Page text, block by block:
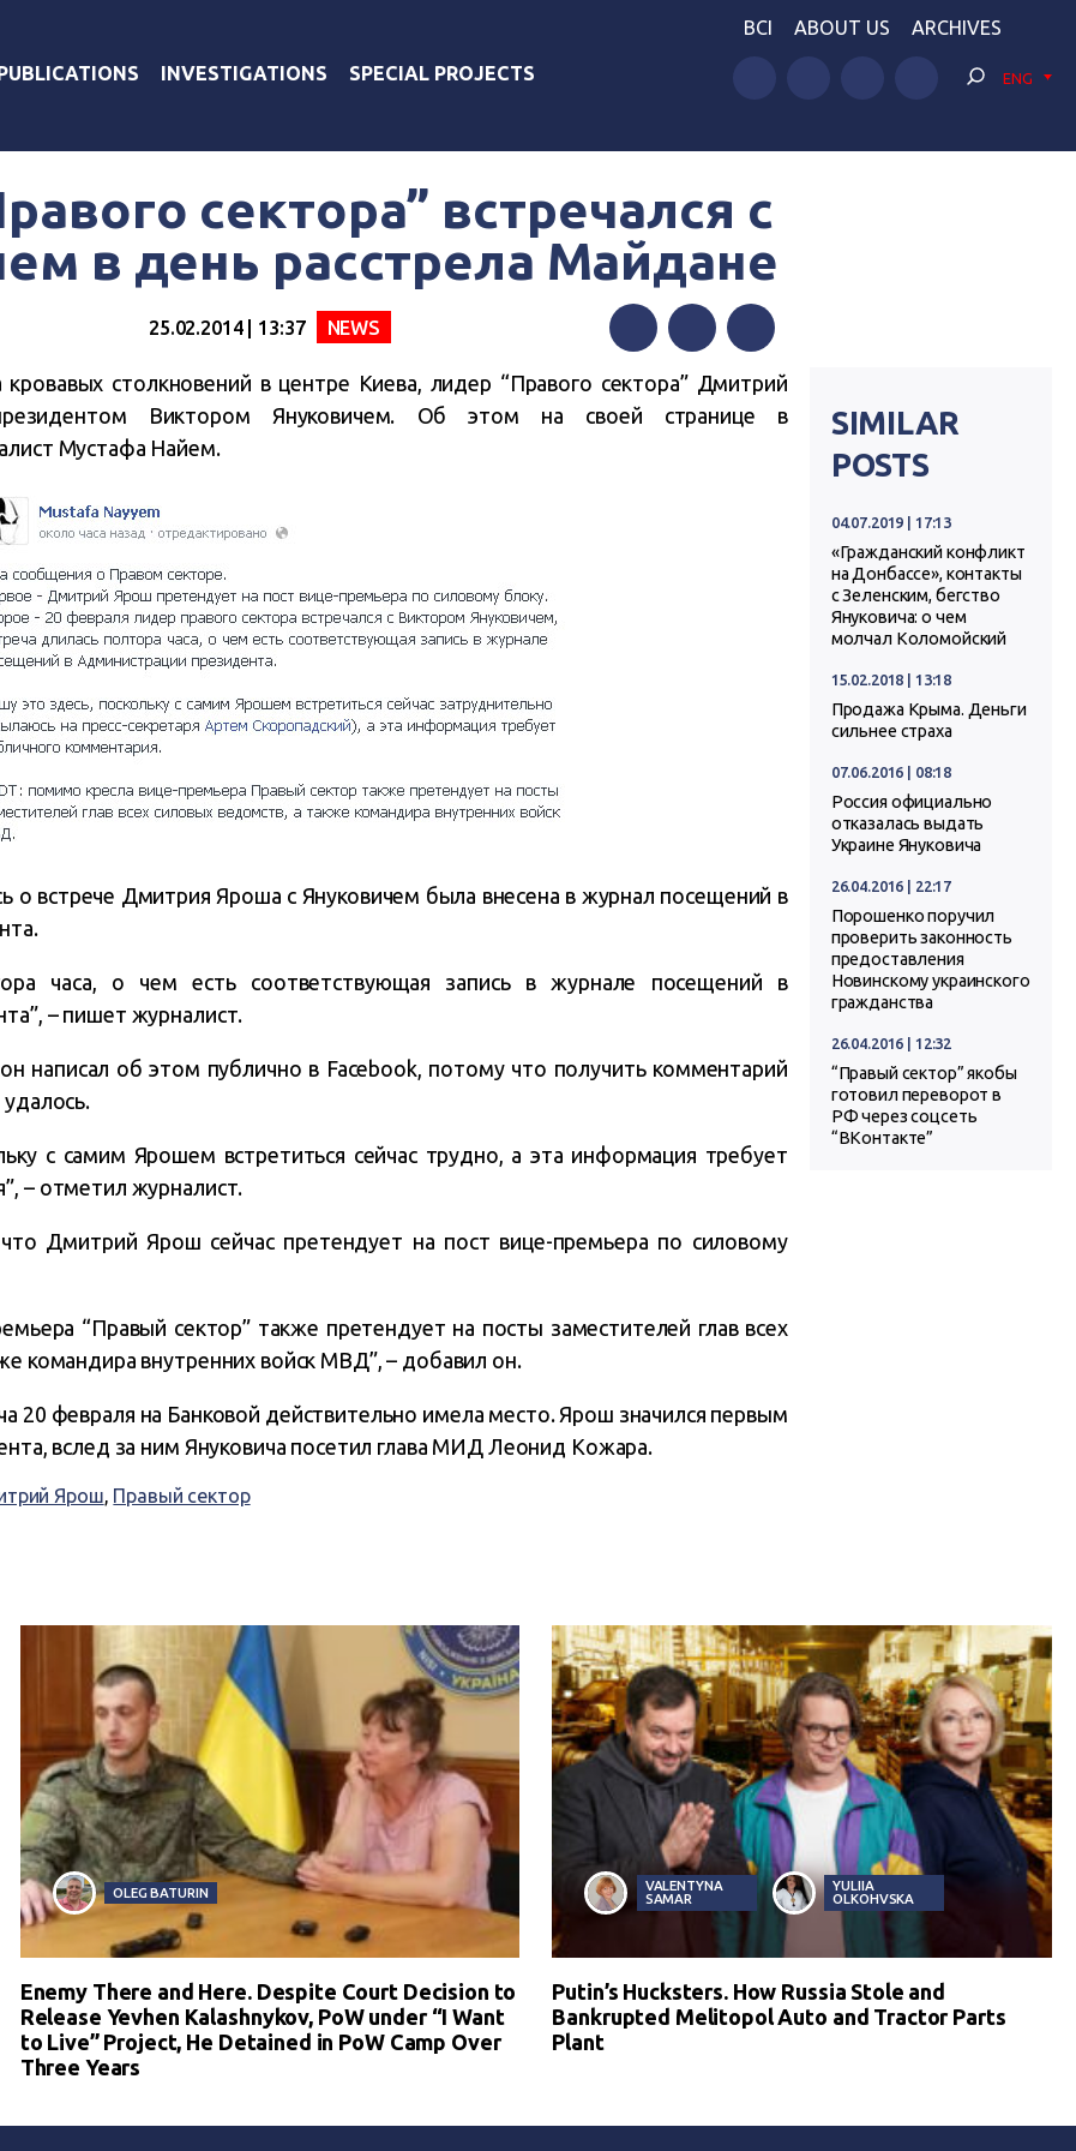
INVESTIGATIONS SPECIAL PROJECTS
BCI ABOUT US ARCHIVES
ENG
сектора” встречался с
в день расстрела Майдане
25.02.2014 | 13:37 NEWS
FacebookTwitterTelegram
столкновений в центре Киева, лидер “Правого сектора” Дмитрий
Виктором Януковичем. Об этом на своей странице в
Мустафа Найем.
о встрече Дмитрия Яроша с Януковичем была внесена в журнал посещений в
часа, о чем есть соответствующая запись в журнале посещений в
– пишет журналист.
написал об этом публично в Facebook, потому что получить комментарий
с самим Ярошем встретиться сейчас трудно, а эта информация требует
– отметил журналист.
Дмитрий Ярош сейчас претендует на пост вице-премьера по силовому
“Правый сектор” также претендует на посты заместителей глав всех
командира внутренних войск МВД”, – добавил он.
20 февраля на Банковой действительно имела место. Ярош значился первым
вслед за ним Януковича посетил глава МИД Леонид Кожара.
Ярош, Правый сектор
SIMILAR
POSTS
04.07.2019 | 17:13
«Гражданский конфликт
на Донбассе», контакты
с Зеленским, бегство
Януковича: о чем
молчал Коломойский
15.02.2018 | 13:18
Продажа Крыма. Деньги
сильнее страха
07.06.2016 | 08:18
Россия официально
отказалась выдать
Украине Януковича
26.04.2016 | 22:17
Порошенко поручил
проверить законность
предоставления
Новинскому украинского
гражданства
26.04.2016 | 12:32
“Правый сектор” якобы
готовил переворот в
РФ через соцсеть
“ВКонтакте”
OLEG BATURIN
Enemy There and Here. Despite Court Decision to
Release Yevhen Kalashnykov, PoW under “I Want
to Live” Project, He Detained in PoW Camp Over
Three Years
VALENTYNA
SAMAR
YULIIA
OLKOHVSKA
Putin’s Hucksters. How Russia Stole and
Bankrupted Melitopol Auto and Tractor Parts
Plant